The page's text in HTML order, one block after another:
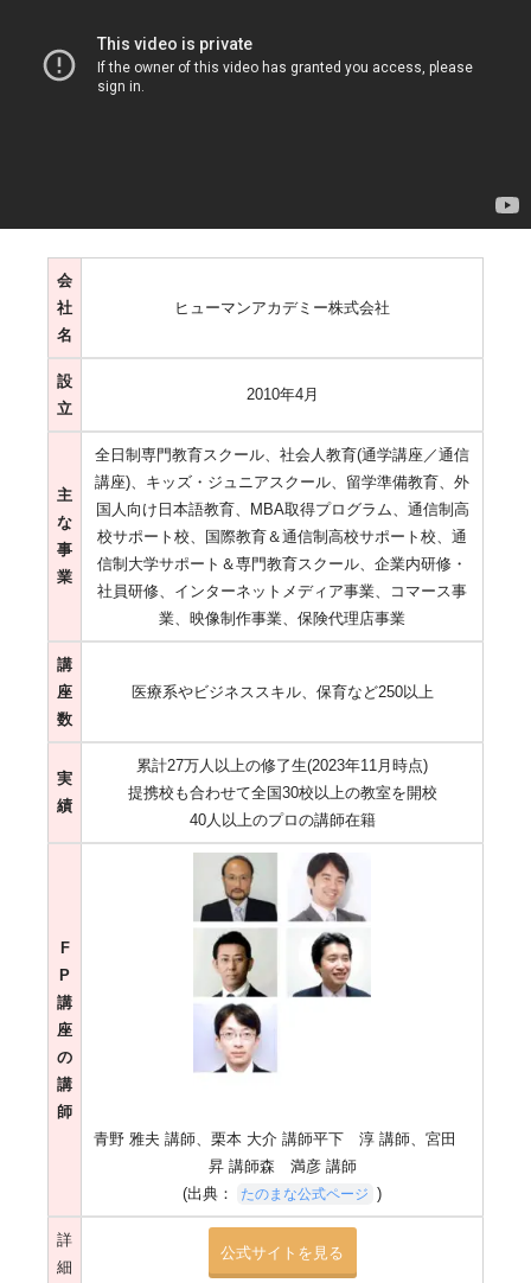
会
社
名
ヒューマンアカデミー株式会社
設
立
2010年4月
主
な
事
業
全日制専門教育スクール、社会人教育(通学講座／通信
講座)、キッズ・ジュニアスクール、留学準備教育、外
国人向け日本語教育、MBA取得プログラム、通信制高
校サポート校、国際教育＆通信制高校サポート校、通
信制大学サポート＆専門教育スクール、企業内研修・
社員研修、インターネットメディア事業、コマース事
業、映像制作事業、保険代理店事業
講
座
数
医療系やビジネススキル、保育など250以上
実
績
累計27万人以上の修了生(2023年11月時点)
提携校も合わせて全国30校以上の教室を開校
40人以上のプロの講師在籍
F
P
講
座
の
講
師
青野 雅夫 講師、栗本 大介 講師平下 淳 講師、宮田
昇 講師森 満彦 講師
(出典：
たのまな公式ページ )
詳
細
公式サイトを見る